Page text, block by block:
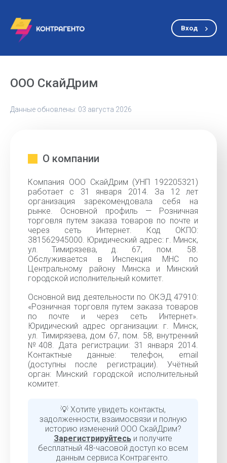
Вход
ООО СкайДрим
Данные обновлены: 03 августа 2026
О компании
Компания ООО СкайДрим (УНП 192205321)
работает с 31 января 2014. За 12 лет
организация зарекомендовала себя на
рынке. Основной профиль — Розничная
торговля путем заказа товаров по почте и
через сеть Интернет. Код ОКПО:
381562945000. Юридический адрес: г. Минск,
ул. Тимирязева, д. 67, пом. 58.
Обслуживается в Инспекция МНС по
Центральному району Минска и Минский
городской исполнительный комитет.
Основной вид деятельности по ОКЭД 47910:
«Розничная торговля путем заказа товаров
по почте и через сеть Интернет».
Юридический адрес организации: г. Минск,
ул. Тимирязева, дом 67, пом. 58, внутренний
№408. Дата регистрации: 31 января 2014.
Контактные данные: телефон, email
(доступны после регистрации). Учётный
орган: Минский городской исполнительный
комитет.
💡 Хотите увидеть контакты,
задолженности, взаимосвязи и полную
историю изменений ООО СкайДрим?
Зарегистрируйтесь и получите
бесплатный 48-часовой доступ ко всем
данным сервиса Контрагенто.